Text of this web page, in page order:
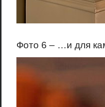
Фото 6 – …и для